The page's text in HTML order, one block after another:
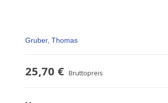
Gruber, Thomas
25,70 € Bruttopreis